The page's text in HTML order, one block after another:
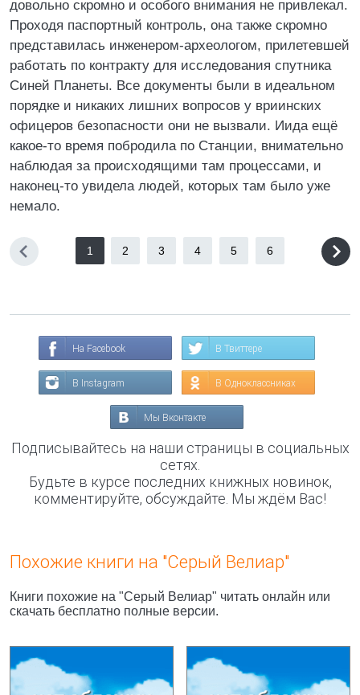
довольно скромно и особого внимания не привлекал.
Проходя паспортный контроль, она также скромно
представилась инженером-археологом, прилетевшей
работать по контракту для исследования спутника
Синей Планеты. Все документы были в идеальном
порядке и никаких лишних вопросов у вриинских
офицеров безопасности они не вызвали. Иида ещё
какое-то время побродила по Станции, внимательно
наблюдая за происходящими там процессами, и
наконец-то увидела людей, которых там было уже
немало.
1 2 3 4 5 6
На Facebook В Твиттере
В Instagram В Одноклассниках
Мы Вконтакте
Подписывайтесь на наши страницы в социальных
сетях.
Будьте в курсе последних книжных новинок,
комментируйте, обсуждайте. Мы ждём Вас!
Похожие книги на "Серый Велиар"
Книги похожие на "Серый Велиар" читать онлайн или
скачать бесплатно полные версии.